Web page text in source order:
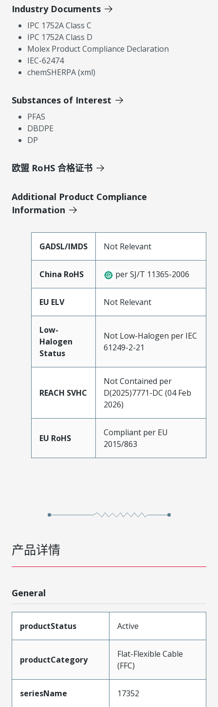
Industry Documents
IPC 1752A Class C
IPC 1752A Class D
Molex Product Compliance Declaration
IEC-62474
chemSHERPA (xml)
Substances of Interest
PFAS
DBDPE
DP
欧盟 RoHS 合格证书
Additional Product Compliance
Information
GADSL/IMDS Not Relevant
China RoHS per SJ/T 11365-2006
EU ELV Not Relevant
Low-
Halogen
Status
Not Low-Halogen per IEC
61249-2-21
REACH SVHC
Not Contained per
D(2025)7771-DC (04 Feb
2026)
EU RoHS
Compliant per EU
2015/863
产品详情
General
productStatus Active
productCategory
Flat-Flexible Cable
(FFC)
seriesName 17352